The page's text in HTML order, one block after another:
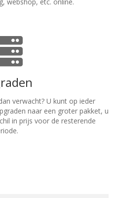
verwacht? U kunt op ieder
naar een groter pakket, u
in prijs voor de resterende